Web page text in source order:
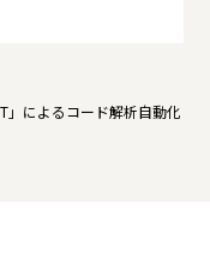
」によるコード解析自動化